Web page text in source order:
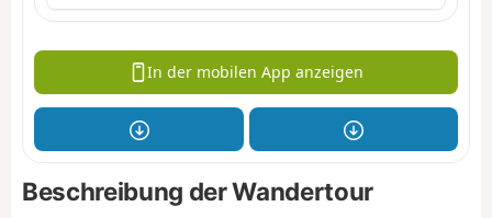
In der mobilen App anzeigen
Beschreibung der Wandertour